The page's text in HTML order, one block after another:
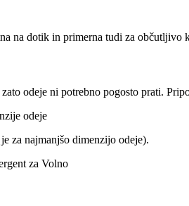
na dotik in primerna tudi za občutljivo
zato odeje ni potrebno pogosto prati.
odeje
za najmanjšo dimenzijo odeje).
za Volno